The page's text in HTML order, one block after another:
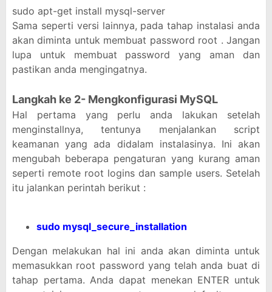
sudo apt-get install mysql-server
Sama seperti versi lainnya, pada tahap instalasi anda
akan diminta untuk membuat password root . Jangan
lupa untuk membuat password yang aman dan
pastikan anda mengingatnya.
Langkah ke 2- Mengkonfigurasi MySQL
Hal pertama yang perlu anda lakukan setelah
menginstallnya, tentunya menjalankan script
keamanan yang ada didalam instalasinya. Ini akan
mengubah beberapa pengaturan yang kurang aman
seperti remote root logins dan sample users. Setelah
itu jalankan perintah berikut :
sudo mysql_secure_installation
Dengan melakukan hal ini anda akan diminta untuk
memasukkan root password yang telah anda buat di
tahap pertama. Anda dapat menekan ENTER untuk